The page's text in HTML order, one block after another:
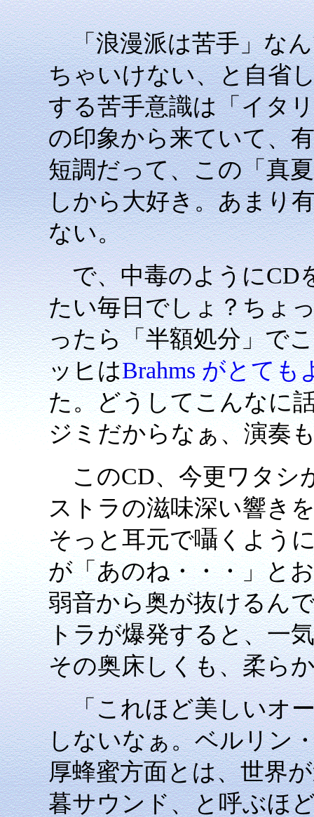
「浪漫派は苦手」なん
ちゃいけない、と自省
する苦手意識は「イタ
の印象から来ていて、
短調だって、この「真
しから大好き。あまり
ない。
で、中毒のようにCD
たい毎日でしょ？ちょ
ったら「半額処分」で
ッヒはBrahms がとても
た。どうしてこんなに
ジミだからなぁ、演奏
このCD、今更ワタシ
ストラの滋味深い響き
そっと耳元で囁くよう
が「あのね・・・」と
弱音から奥が抜けるん
トラが爆発すると、一
その奥床しくも、柔ら
「これほど美しいオー
しないなぁ。ベルリン
厚蜂蜜方面とは、世界
暮サウンド、と呼ぶほ